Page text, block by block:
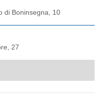
di Boninsegna, 10
27